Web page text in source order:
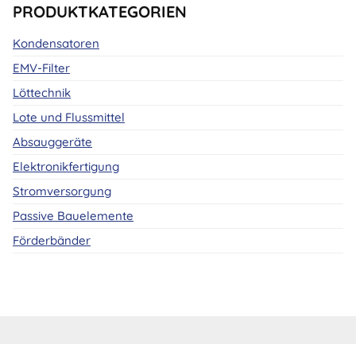
PRODUKTKATEGORIEN
Kondensatoren
EMV-Filter
Löttechnik
Lote und Flussmittel
Absauggeräte
Elektronikfertigung
Stromversorgung
Passive Bauelemente
Förderbänder